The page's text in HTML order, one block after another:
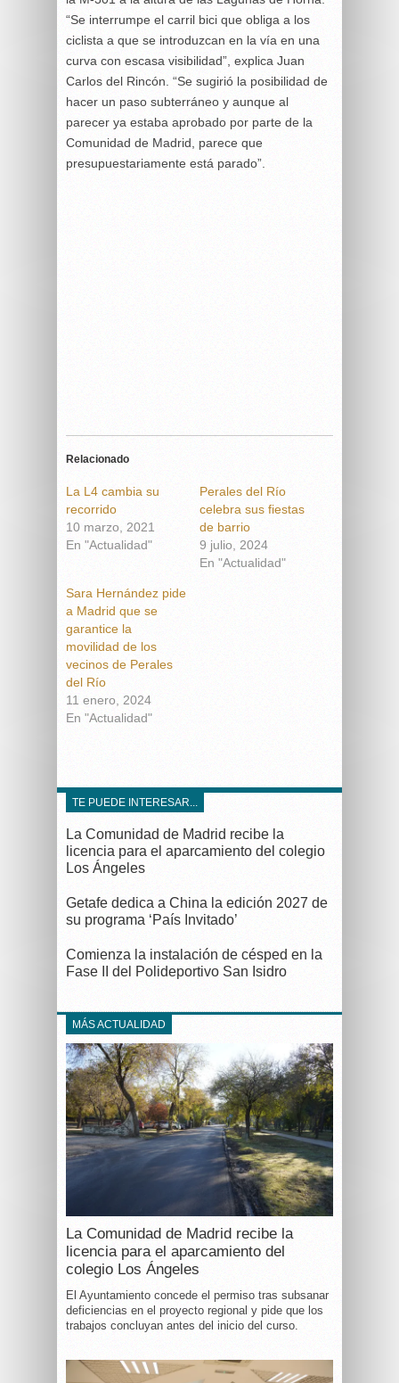
“Se interrumpe el carril bici que obliga a los
ciclista a que se introduzcan en la vía en una
curva con escasa visibilidad”, explica Juan
Carlos del Rincón. “Se sugirió la posibilidad de
hacer un paso subterráneo y aunque al
parecer ya estaba aprobado por parte de la
Comunidad de Madrid, parece que
presupuestariamente está parado”.
Relacionado
La L4 cambia su
recorrido
10 marzo, 2021
En "Actualidad"
Perales del Río
celebra sus fiestas
de barrio
9 julio, 2024
En "Actualidad"
Sara Hernández pide
a Madrid que se
garantice la
movilidad de los
vecinos de Perales
del Río
11 enero, 2024
En "Actualidad"
TE PUEDE INTERESAR...
La Comunidad de Madrid recibe la
licencia para el aparcamiento del colegio
Los Ángeles
Getafe dedica a China la edición 2027 de
su programa ‘País Invitado’
Comienza la instalación de césped en la
Fase II del Polideportivo San Isidro
MÁS ACTUALIDAD
La Comunidad de Madrid recibe la
licencia para el aparcamiento del
colegio Los Ángeles
El Ayuntamiento concede el permiso tras subsanar
deficiencias en el proyecto regional y pide que los
trabajos concluyan antes del inicio del curso.